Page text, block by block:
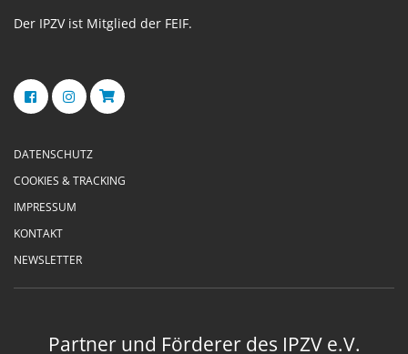
Der IPZV ist Mitglied der FEIF.
DATENSCHUTZ
COOKIES & TRACKING
IMPRESSUM
KONTAKT
NEWSLETTER
Partner und Förderer des IPZV e.V.